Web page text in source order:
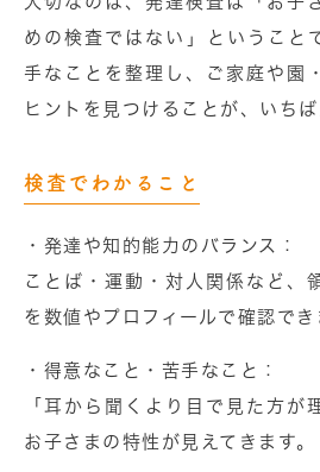
めの検査ではない」ということ
手なことを整理し、ご家庭や園
ヒントを見つけることが、いちば
検査でわかること
・発達や知的能力のバランス
：
ことば・運動・対人関係など、
を数値やプロフィールで確認でき
・得意なこと・苦手なこと
：
「耳から聞くより目で見た方が
お子さまの特性が見えてきます。